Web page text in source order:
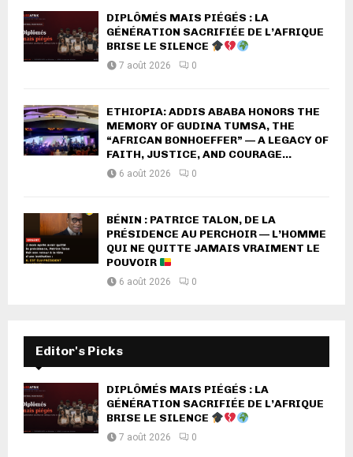
DIPLÔMÉS MAIS PIÉGÉS : LA
GÉNÉRATION SACRIFIÉE DE L’AFRIQUE
BRISE LE SILENCE
7 août 2026 0
ETHIOPIA: ADDIS ABABA HONORS THE
MEMORY OF GUDINA TUMSA, THE
“AFRICAN BONHOEFFER” — A LEGACY OF
FAITH, JUSTICE, AND COURAGE...
6 août 2026 0
BÉNIN : PATRICE TALON, DE LA
PRÉSIDENCE AU PERCHOIR — L’HOMME
QUI NE QUITTE JAMAIS VRAIMENT LE
POUVOIR
6 août 2026 0
Editor's Picks
DIPLÔMÉS MAIS PIÉGÉS : LA
GÉNÉRATION SACRIFIÉE DE L’AFRIQUE
BRISE LE SILENCE
7 août 2026 0